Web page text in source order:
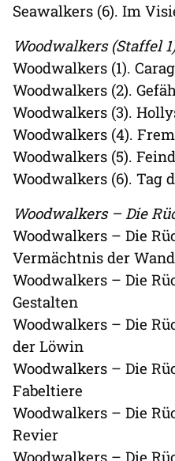
Seawalkers (6). Im
Woodwalkers (Staffel
Woodwalkers (1).
Woodwalkers (2).
Woodwalkers (3).
Woodwalkers (4).
Woodwalkers (5).
Woodwalkers (6). Tag
Woodwalkers – Die
Woodwalkers – Die
Vermächtnis der
Woodwalkers – Die
Gestalten
Woodwalkers – Die
der Löwin
Woodwalkers – Die
Fabeltiere
Woodwalkers – Die
Revier
Woodwalkers – Die